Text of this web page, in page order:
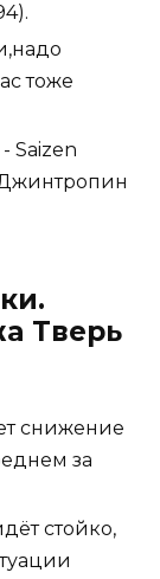
тоже
Saizen
Тверь
снижение
за
стойко,